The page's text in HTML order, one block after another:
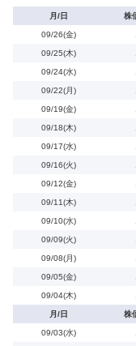
月/日 株
09/26(金)
09/25(木)
09/24(水)
09/22(月)
09/19(金)
09/18(木)
09/17(水)
09/16(火)
09/12(金)
09/11(木)
09/10(水)
09/09(火)
09/08(月)
09/05(金)
09/04(木)
月/日 株
09/03(水)